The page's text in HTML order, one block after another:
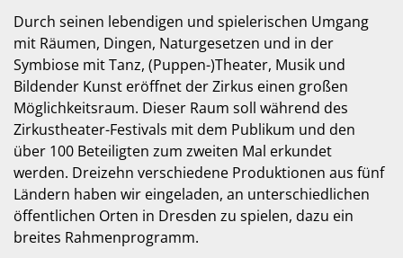
Durch seinen lebendigen und spielerischen Umgang
mit Räumen, Dingen, Naturgesetzen und in der
Symbiose mit Tanz, (Puppen-)Theater, Musik und
Bildender Kunst eröffnet der Zirkus einen großen
Möglichkeitsraum. Dieser Raum soll während des
Zirkustheater-Festivals mit dem Publikum und den
über 100 Beteiligten zum zweiten Mal erkundet
werden. Dreizehn verschiedene Produktionen aus fünf
Ländern haben wir eingeladen, an unterschiedlichen
öffentlichen Orten in Dresden zu spielen, dazu ein
breites Rahmenprogramm.